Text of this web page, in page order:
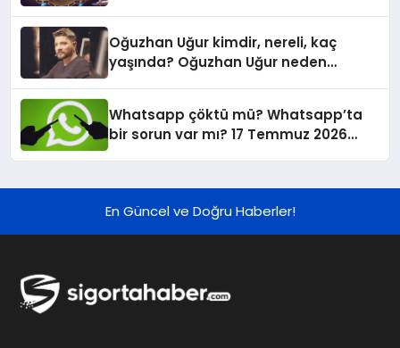
sorgulama ekranı…
Oğuzhan Uğur kimdir, nereli, kaç
yaşında? Oğuzhan Uğur neden
Whatsapp çöktü mü? Whatsapp’ta
bir sorun var mı? 17 Temmuz 2026
En Güncel ve Doğru Haberler!